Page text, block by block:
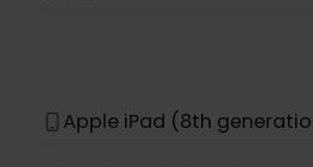
Apple iPhone 17